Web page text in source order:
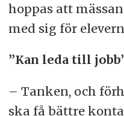
hoppas att
med sig för
”Kan leda till
– Tanken, och
ska få bättre